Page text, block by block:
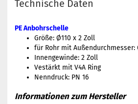
Technische Daten
PE Anbohrschelle
Größe: Ø110 x 2 Zoll
für Rohr mit Außendurchmesser:
Innengewinde: 2 Zoll
Vestärkt mit V4A Ring
Nenndruck: PN 16